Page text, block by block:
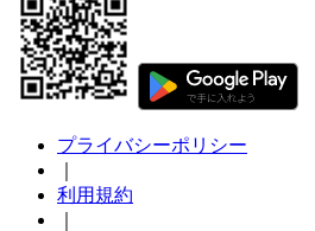
プライバシーポリシー
利用規約